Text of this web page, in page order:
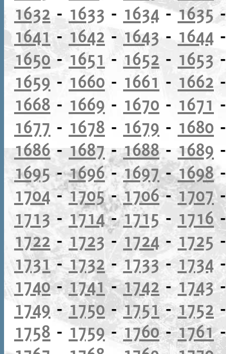
1632 - 1633 - 1634-1635
1641 - 1642 - 1643 - 1644
1650-1651 - 1652 - 1653
1659 - 1660 - 1661 - 1662
1668 - 1669 - 1670 - 1671
1677 - 1678 - 1679 - 1680
1686 - 1687 -1688- 1689
1695-1696-1697-1698
1704-1705-1706-1707
1713 - 1714-1715 - 1716
1722 -1723 - 1724-1725
1731-1732 - 1733- 1734
1740-1741-1742-1743
1749 -1750 -1751-1752
1758 - 1759 -1760-1761